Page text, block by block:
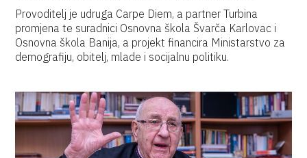
Provoditelj je udruga Carpe Diem, a partner Turbina
promjena te suradnici Osnovna škola Švarča Karlovac i
Osnovna škola Banija, a projekt financira Ministarstvo za
demografiju, obitelj, mlade i socijalnu politiku.